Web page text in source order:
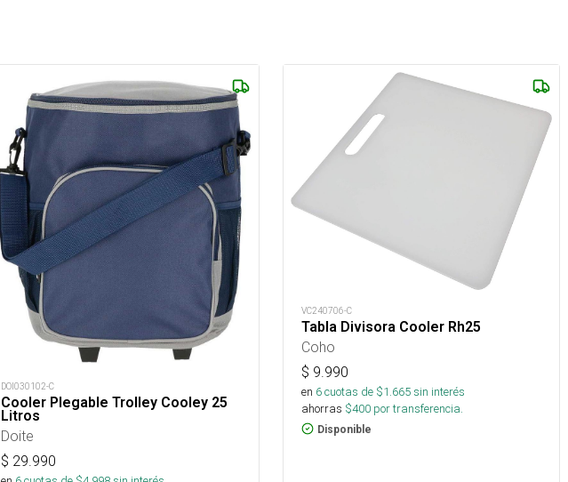
DOI030102-C
Cooler Plegable Trolley Cooley 25
Litros
Doite
$ 29.990
VC240706-C
Tabla Divisora Cooler Rh25
Coho
$ 9.990
en 6cuotas de $1.665sin interés
ahorras $400 por transferencia.
Disponible